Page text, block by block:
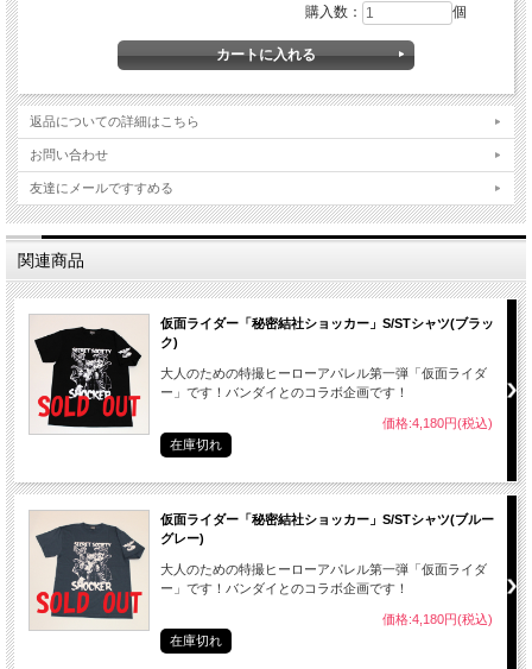
購入数： 個
返品についての詳細はこちら
お問い合わせ
友達にメールですすめる
関連商品
仮面ライダー「秘密結社ショッカー」S/STシャツ(ブラッ
ク)
大人のための特撮ヒーローアパレル第一弾「仮面ライダ
ー」です！バンダイとのコラボ企画です！
価格:4,180円(税込)
在庫切れ
仮面ライダー「秘密結社ショッカー」S/STシャツ(ブルー
グレー)
大人のための特撮ヒーローアパレル第一弾「仮面ライダ
ー」です！バンダイとのコラボ企画です！
価格:4,180円(税込)
在庫切れ